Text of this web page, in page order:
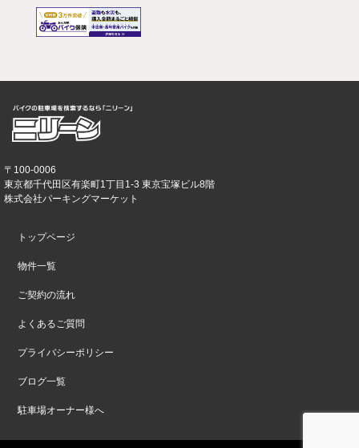
〒100-0006
東京都千代田区有楽町1丁目1-3 東京宝塚ビル8階
株式会社パーキングマーケット
トップページ
物件一覧
ご契約の流れ
よくあるご質問
プライバシーポリシー
ブログ一覧
駐車場オーナー様へ